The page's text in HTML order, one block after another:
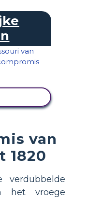
van
1820
verdubbelde
het vroege